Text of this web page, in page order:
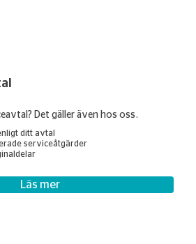
Det gäller även hos oss.
ditt avtal
serviceåtgärder
Läs mer